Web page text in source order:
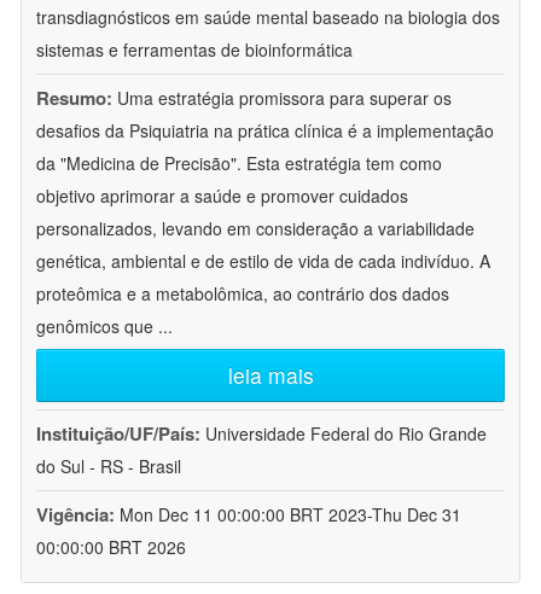
transdiagnósticos em saúde mental baseado na biologia dos
sistemas e ferramentas de bioinformática
Resumo: Uma estratégia promissora para superar os
desafios da Psiquiatria na prática clínica é a implementação
da "Medicina de Precisão". Esta estratégia tem como
objetivo aprimorar a saúde e promover cuidados
personalizados, levando em consideração a variabilidade
genética, ambiental e de estilo de vida de cada indivíduo. A
proteômica e a metabolômica, ao contrário dos dados
genômicos que ...
leia mais
Instituição/UF/País: Universidade Federal do Rio Grande
do Sul - RS - Brasil
Vigência: Mon Dec 11 00:00:00 BRT 2023-Thu Dec 31
00:00:00 BRT 2026